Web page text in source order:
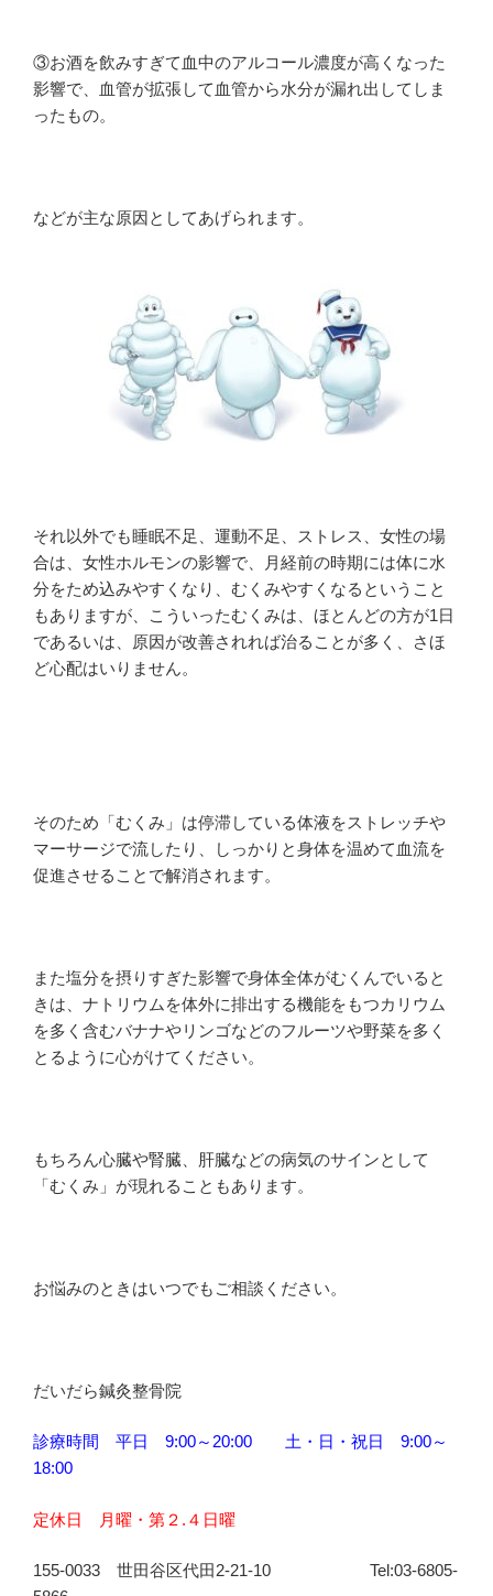
③お酒を飲みすぎて血中のアルコール濃度が高くなった
影響で、血管が拡張して血管から水分が漏れ出してしま
ったもの。
などが主な原因としてあげられます。
それ以外でも睡眠不足、運動不足、ストレス、女性の場
合は、女性ホルモンの影響で、月経前の時期には体に水
分をため込みやすくなり、むくみやすくなるということ
もありますが、こういったむくみは、ほとんどの方が1日
であるいは、原因が改善されれば治ることが多く、さほ
ど心配はいりません。
そのため「むくみ」は停滞している体液をストレッチや
マーサージで流したり、しっかりと身体を温めて血流を
促進させることで解消されます。
また塩分を摂りすぎた影響で身体全体がむくんでいると
きは、ナトリウムを体外に排出する機能をもつカリウム
を多く含むバナナやリンゴなどのフルーツや野菜を多く
とるように心がけてください。
もちろん心臓や腎臓、肝臓などの病気のサインとして
「むくみ」が現れることもあります。
お悩みのときはいつでもご相談ください。
だいだら鍼灸整骨院
診療時間 平日 9:00～20:00 土・日・祝日 9:00～
18:00
定休日 月曜・第２.４日曜
155-0033 世田谷区代田2-21-10 Tel:03-6805-